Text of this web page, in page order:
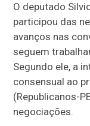
O deputado
participou das
avanços nas
seguem
Segundo ele, a
consensual ao
(Republicanos-
negociações.